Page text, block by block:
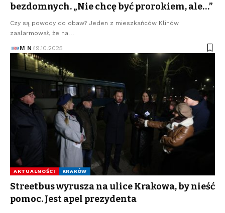
bezdomnych. „Nie chcę być prorokiem, ale…”
Czy są powody do obaw? Jeden z mieszkańców Klinów
zaalarmował, że na…
M N 19.10.2025
AKTUALNOŚCI KRAKÓW
Streetbus wyrusza na ulice Krakowa, by nieść
pomoc. Jest apel prezydenta